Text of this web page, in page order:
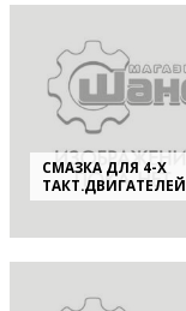
СМАЗКА ДЛЯ 4-Х
ТАКТ.ДВИГАТЕЛЕЙ